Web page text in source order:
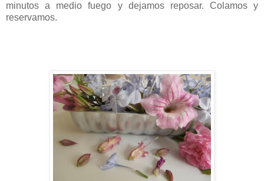
minutos a medio fuego y dejamos reposar. Colamos y
reservamos.